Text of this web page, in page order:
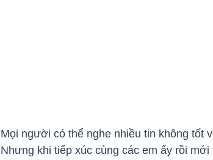
Mọi người có thể nghe nhiều tin không tốt
Nhưng khi tiếp xúc cùng các em ấy rồi